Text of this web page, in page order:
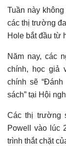
Tuần này
các thị trường
Hole bắt đầu từ
Năm nay, các
chính, học giả
chính sẽ
sách” tại Hội
Các thị trường
Powell vào lúc
trình thắt chặt